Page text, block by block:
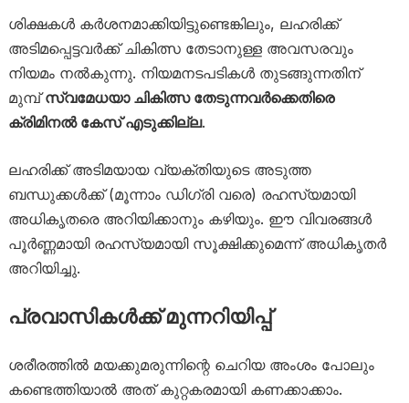
ശിക്ഷകൾ കർശനമാക്കിയിട്ടുണ്ടെങ്കിലും, ലഹരിക്ക്
അടിമപ്പെട്ടവർക്ക് ചികിത്സ തേടാനുള്ള അവസരവും
നിയമം നൽകുന്നു. നിയമനടപടികൾ തുടങ്ങുന്നതിന്
മുമ്പ്സ്വമേധയാ ചികിത്സ തേടുന്നവർക്കെതിരെ
ക്രിമിനൽ കേസ് എടുക്കില്ല.
ലഹരിക്ക് അടിമയായ വ്യക്തിയുടെ അടുത്ത
ബന്ധുക്കൾക്ക് (മൂന്നാം ഡിഗ്രി വരെ) രഹസ്യമായി
അധികൃതരെ അറിയിക്കാനും കഴിയും. ഈ വിവരങ്ങൾ
പൂർണ്ണമായി രഹസ്യമായി സൂക്ഷിക്കുമെന്ന് അധികൃതർ
അറിയിച്ചു.
പ്രവാസികൾക്ക് മുന്നറിയിപ്പ്
ശരീരത്തിൽ മയക്കുമരുന്നിന്റെ ചെറിയ അംശം പോലും
കണ്ടെത്തിയാൽ അത് കുറ്റകരമായി കണക്കാക്കാം.